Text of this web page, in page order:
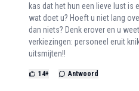
kas dat het hun een lieve lust is
wat doet u? Hoeft u niet lang
dan niets? Denk erover en u
verkiezingen: personeel eruit
uitsmijten!!
14+ Antwoord